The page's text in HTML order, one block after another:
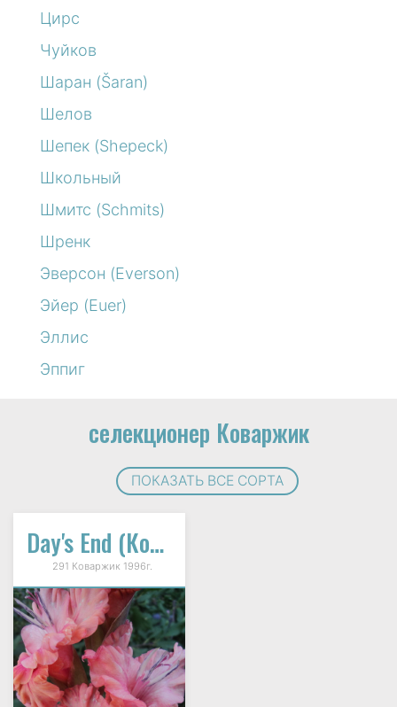
Цирс
Чуйков
Шаран (Šaran)
Шелов
Шепек (Shepeck)
Школьный
Шмитс (Schmits)
Шренк
Эверсон (Everson)
Эйер (Euer)
Эллис
Эппиг
селекционер Коваржик
ПОКАЗАТЬ ВСЕ СОРТА
Day's End (Конец Дня)
291 Коваржик 1996г.